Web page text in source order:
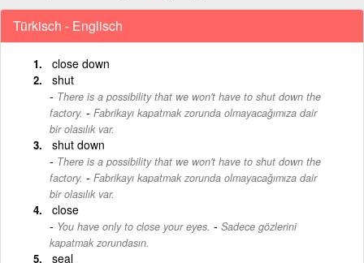
Türkisch - Englisch
close down
shut
There is a possibility that we won't have to shut down the
factory. - Fabrikayı kapatmak zorunda olmayacağımıza dair
bir olasılık var.
shut down
There is a possibility that we won't have to shut down the
factory. - Fabrikayı kapatmak zorunda olmayacağımıza dair
bir olasılık var.
close
You have only to close your eyes. - Sadece gözlerini
kapatmak zorundasın.
seal